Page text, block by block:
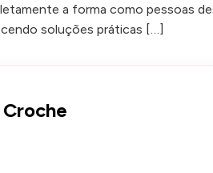
a forma como pessoas
soluções práticas […]